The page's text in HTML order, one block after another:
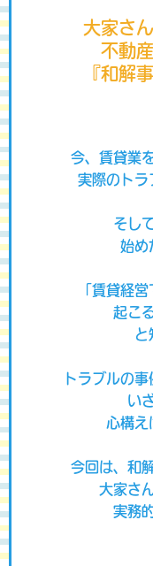
大家さ
不動
『和解
今、賃貸業
実際のトラ
そし
始め
「賃貸経
起こ
と
トラブルの
い
心構え
今回は、和
大家さ
実務